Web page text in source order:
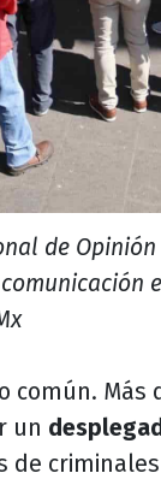
de Opinión
común. Más
un
de